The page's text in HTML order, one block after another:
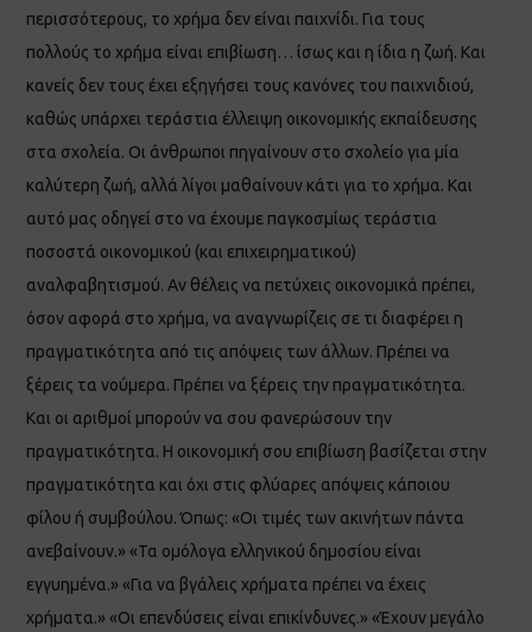
περισσότερους, το χρήμα δεν είναι παιχνίδι. Για τους
πολλούς το χρήμα είναι επιβίωση… ίσως και η ίδια η ζωή.​ Και
κανείς δεν τους έχει εξηγήσει τους κανόνες του παιχνιδιού,
καθώς υπάρχει τεράστια έλλειψη οικονομικής εκπαίδευσης
στα σχολεία. Οι άνθρωποι πηγαίνουν στο σχολείο για μία
καλύτερη ζωή, αλλά λίγοι μαθαίνουν κάτι για το χρήμα. Και
αυτό μας οδηγεί στο να έχουμε παγκοσμίως τεράστια
ποσοστά οικονομικού (και επιχειρηματικού)
αναλφαβητισμού. Αν θέλεις να πετύχεις οικονομικά πρέπει,
όσον αφορά στο χρήμα, να αναγνωρίζεις σε τι διαφέρει η
πραγματικότητα από τις απόψεις των άλλων. Πρέπει να
ξέρεις τα νούμερα. Πρέπει να ξέρεις την πραγματικότητα.
Και οι αριθμοί μπορούν να σου φανερώσουν την
πραγματικότητα. Η οικονομική σου επιβίωση βασίζεται στην
πραγματικότητα και όχι στις φλύαρες απόψεις κάποιου
φίλου ή συμβούλου. Όπως: «Οι τιμές των ακινήτων πάντα
ανεβαίνουν.» «Τα ομόλογα ελληνικού δημοσίου είναι
εγγυημένα.» «Για να βγάλεις χρήματα πρέπει να έχεις
χρήματα.» «Οι επενδύσεις είναι επικίνδυνες.» «Έχουν μεγάλο